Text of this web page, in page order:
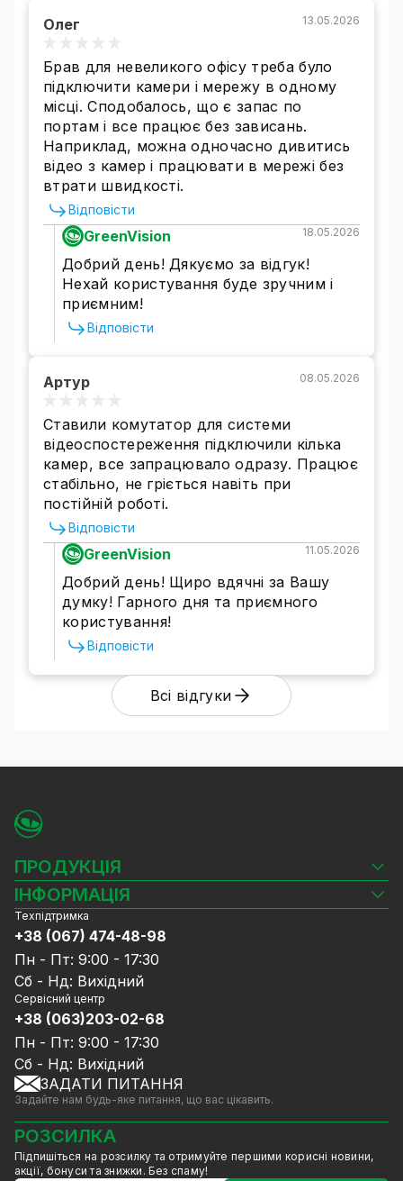
професійних системах відеоспостереження
зображень із камер відеоспостереження.
Комутатор мережевий POE GV-021-D-
8G+2PG+2SFPзабезпечує функції 802.3af і
802.3at PoE+, а також має 8 портів
10/100/BASE-T.
Використання комутаторів GreenVision -
економічно вигідне і безпечне рішення для
побудови різних систем відеоспостереження,
IP-телефонії, точок доступу Wi-Fi тощо.
Олег 13.05.2026
Брав для невеликого офісу треба було
підключити камери і мережу в одному
місці. Сподобалось, що є запас по
портам і все працює без зависань.
Наприклад, можна одночасно дивитись
відео з камер і працювати в мережі без
втрати швидкості.
Відповісти
GreenVision 18.05.2026
Добрий день! Дякуємо за відгук!
Нехай користування буде зручним і
приємним!
Відповісти
Артур 08.05.2026
Ставили комутатор для системи
відеоспостереження підключили кілька
камер, все запрацювало одразу. Працює
стабільно, не гріється навіть при
постійній роботі.
Відповісти
GreenVision 11.05.2026
Добрий день! Щиро вдячні за Вашу
думку! Гарного дня та приємного
користування!
Відповісти
Всі відгуки
ПРОДУКЦІЯ
Камери відеоспостереження
Відеореєстратори
Комплекти відеоспостереження
СКУД
Джерела живлення
Мережеве обладнання
Ноутбуки та комп'ютери
Аксесуари
Акції
Знижені в ціні товари
GreenVision знижки
Мерч від GreenVision
Товари для дому
Товари зняті з виробництва
ІНФОРМАЦІЯ
Блог
Доставка та оплата
Гарантія та Сервісне обслуговування
Політика конфіденційності
Договір публічної оферти
Співпраця
Послуги
Калькулятор розрахунку обсягу HDD
Техпідтримка
+38 (067) 474-48-98
Пн - Пт: 9:00 - 17:30
Сб - Нд: Вихідний
Сервісний центр
+38 (063)203-02-68
Пн - Пт: 9:00 - 17:30
Сб - Нд: Вихідний
ЗАДАТИ ПИТАННЯ
Задайте нам будь-яке питання, що вас цікавить.
РОЗСИЛКА
Підпишіться на розсилку та отримуйте першими корисні новини,
акції, бонуси та знижки. Без спаму!